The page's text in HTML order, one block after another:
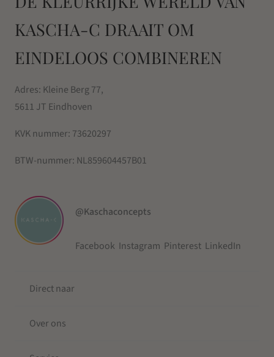
KASCHA-C DRAAIT OM
EINDELOOS COMBINEREN
Adres: Kleine Berg 77,
5611 JT Eindhoven
KVK nummer: 73620297
BTW-nummer: NL859604457B01
@Kaschaconcepts
Facebook Instagram Pinterest LinkedIn
Direct naar
Over ons